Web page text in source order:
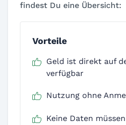
findest Du eine Übersicht:
Vorteile
Geld ist direkt auf
verfügbar
Nutzung ohne
Keine Daten